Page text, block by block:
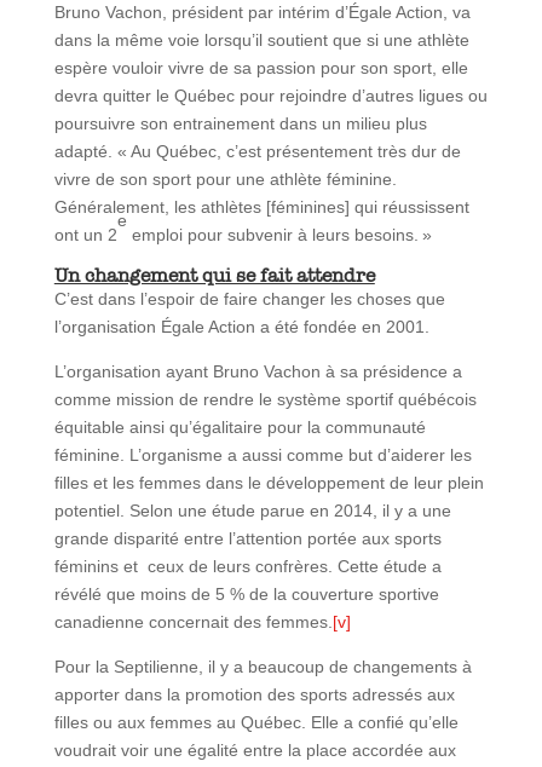
Bruno Vachon, président par intérim d’Égale Action, va
dans la même voie lorsqu’il soutient que si une athlète
espère vouloir vivre de sa passion pour son sport, elle
devra quitter le Québec pour rejoindre d’autres ligues ou
poursuivre son entrainement dans un milieu plus
adapté. « Au Québec, c’est présentement très dur de
vivre de son sport pour une athlète féminine.
Généralement, les athlètes [féminines] qui réussissent
ont un 2
e
emploi pour subvenir à leurs besoins. »
Un changement qui se fait attendre
C’est dans l’espoir de faire changer les choses que
l’organisation Égale Action a été fondée en 2001.
L’organisation ayant Bruno Vachon à sa présidence a
comme mission de rendre le système sportif québécois
équitable ainsi qu’égalitaire pour la communauté
féminine. L’organisme a aussi comme but d’aiderer les
filles et les femmes dans le développement de leur plein
potentiel. Selon une étude parue en 2014, il y a une
grande disparité entre l’attention portée aux sports
féminins et ceux de leurs confrères. Cette étude a
révélé que moins de 5 % de la couverture sportive
canadienne concernait des femmes. [v]
Pour la Septilienne, il y a beaucoup de changements à
apporter dans la promotion des sports adressés aux
filles ou aux femmes au Québec. Elle a confié qu’elle
voudrait voir une égalité entre la place accordée aux